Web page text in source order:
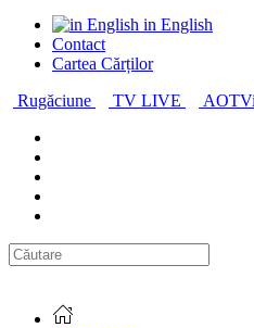
in English
Contact
Cartea Cărților
Rugăciune
TV LIVE AOTVi